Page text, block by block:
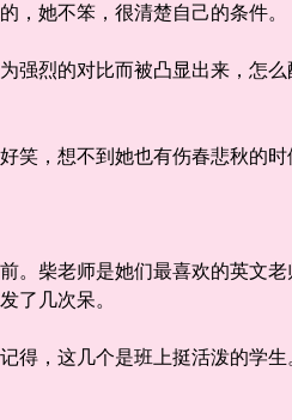
她不笨，很清楚自己的条件。
烈的对比而被凸显出来，怎么
，想不到她也有伤春悲秋的时
柴老师是她们最喜欢的英文老
了几次呆。
，这几个是班上挺活泼的学生